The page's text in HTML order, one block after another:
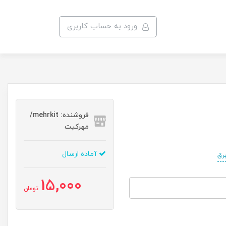
ورود به حساب کاربری
فروشنده: mehrkit/
مهرکیت
آماده ارسال
15,000 تومان